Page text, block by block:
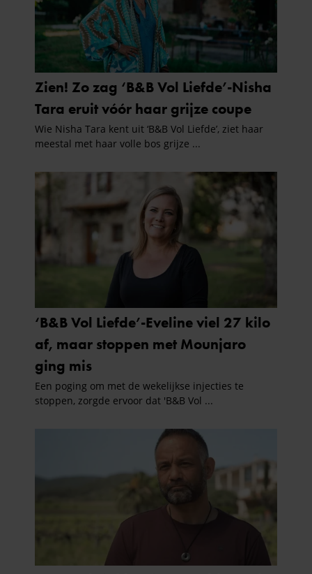
verzameld op basis van uw gebruik van hun services. U
gaat akkoord met onze cookies als u onze website blijft
gebruiken.